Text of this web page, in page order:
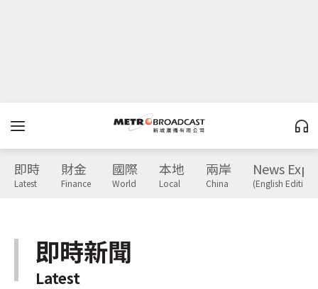
即時
Latest
財金
Finance
國際
World
本地
Local
兩岸
China
News
(English Edition)
即時新聞
Latest